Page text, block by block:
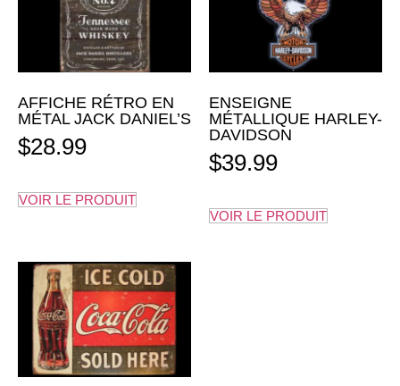
AFFICHE RÉTRO EN
MÉTAL JACK DANIEL’S
$28.99
VOIR LE PRODUIT
ENSEIGNE
MÉTALLIQUE HARLEY-
DAVIDSON
$39.99
VOIR LE PRODUIT